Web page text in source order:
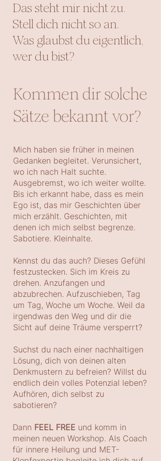
Das steht mir nicht zu.
Stell dich nicht so an.
Was glaubst du eigentlich,
wer du bist?
Kommen dir solche
Sätze bekannt vor?
Mich haben sie früher in meinen
Gedanken begleitet. Verunsichert,
wo ich nach Halt suchte.
Ausgebremst, wo ich weiter wollte.
Bis ich erkannt habe, dass es mein
Ego ist, das mir Geschichten über
mich erzählt. Geschichten, mit
denen ich mich selbst begrenze.
Sabotiere. Kleinhalte.
Kennst du das auch? Dieses Gefühl
festzustecken. Sich im Kreis zu
drehen. Anzufangen und
abzubrechen. Aufzuschieben, Tag
um Tag, Woche um Woche. Weil da
irgendwas den Weg und dir die
Sicht auf deine Träume versperrt?
Suchst du nach einer nachhaltigen
Lösung, dich von deinen alten
Denkmustern zu befreien? Willst du
endlich dein volles Potenzial leben?
Aufhören, dich selbst zu
sabotieren?
Dann FEEL FREE und komm in
meinen neuen Workshop. Als Coach
für innere Heilung und MET-